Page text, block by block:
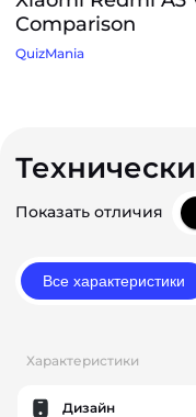
Comparison
QuizMania
Показать отличия
Все характеристики
Характеристики
Дизайн